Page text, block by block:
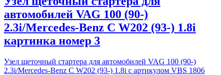
автомобилей VAG 100 (90-)
2.3i/Mercedes-Benz C W202 (93-) 1.8i
картинка номер 3
Узел щеточный стартера для автомобилей VAG 100 (90-)
2.3i/Mercedes-Benz C W202 (93-) 1.8i с артикулом VBS 1806